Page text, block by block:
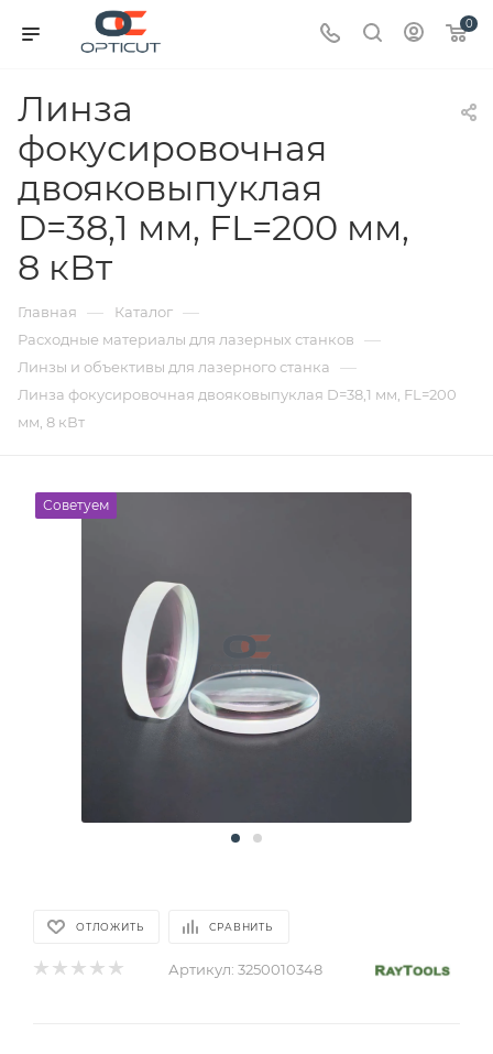
0
Линза
фокусировочная
двояковыпуклая
D=38,1 мм, FL=200 мм,
8 кВт
Главная — Каталог —
Расходные материалы для лазерных станков —
Линзы и объективы для лазерного станка —
Линза фокусировочная двояковыпуклая D=38,1 мм, FL=200
мм, 8 кВт
Советуем
ОТЛОЖИТЬ СРАВНИТЬ
Артикул: 3250010348